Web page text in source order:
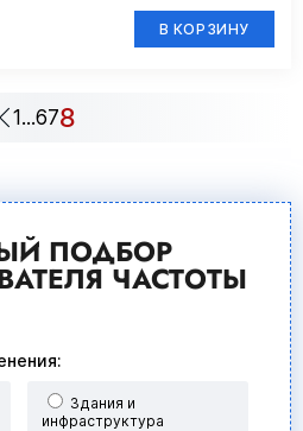
В КОРЗИНУ
1...678
ПОДБОР
ЧАСТОТЫ
Здания и
инфраструктура
Вентилятор
380 В
1-2 недели